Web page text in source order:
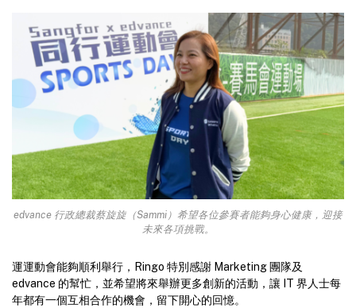
edvance 行政總裁蔡旋旋（Sammi）希望各位參賽者能夠身心健康，迎接
未來各項挑戰。
運運動會能夠順利舉行，Ringo 特別感謝 Marketing 團隊及
edvance 的幫忙，並希望將來舉辦更多創新的活動，讓 IT 界人士每
年都有一個互相合作的機會，留下開心的回憶。